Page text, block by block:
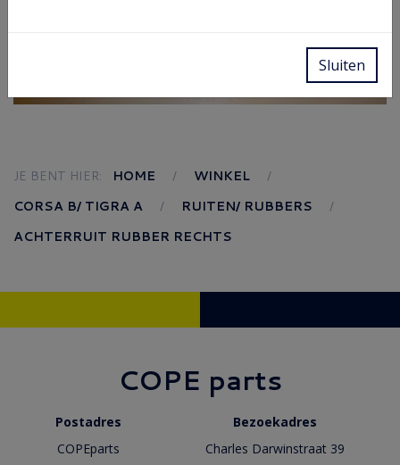
JE BENT HIER: HOME
WINKEL
CORSA B/ TIGRA A
RUITEN/ RUBBERS
ACHTERRUIT RUBBER RECHTS
COPE parts
Postadres
Bezoekadres
COPEparts
Charles Darwinstraat 39
Sluiten